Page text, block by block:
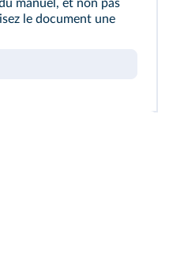
manuel, et non pas
le document une